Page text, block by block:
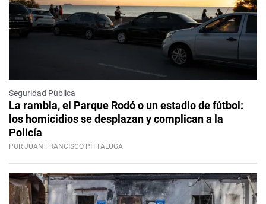
Seguridad Pública
La rambla, el Parque Rodó o un estadio de fútbol:
los homicidios se desplazan y complican a la
Policía
POR JUAN FRANCISCO PITTALUGA